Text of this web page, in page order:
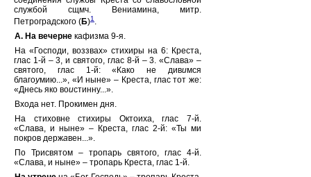
службой сщмч. Вениамина, митр.
Петроградского (Б)1 .
А. На вечерне кафизма 9-я.
На «Господи, воззвах» стихиры на 6: Креста,
глас 1-й – 3, и святого, глас 8-й – 3. «Слава» –
святого, глас 1-й: «Како не дивимся
благоумию...», «И ныне» – Креста, глас тот же:
«Днесь яко воистинну...».
Входа нет. Прокимен дня.
На стиховне стихиры Октоиха, глас 7-й.
«Слава, и ныне» – Креста, глас 2-й: «Ты ми
покров державен...».
По Трисвятом – тропарь святого, глас 4-й.
«Слава, и ныне» – тропарь Креста, глас 1-й.